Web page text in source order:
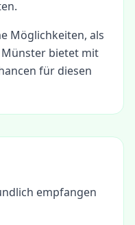
Möglichkeiten, als
Münster bietet mit
für diesen
empfangen